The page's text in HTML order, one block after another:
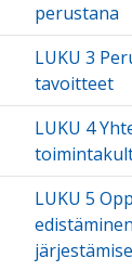
perustana
LUKU 3
tavoitteet
LUKU 4
LUKU 5